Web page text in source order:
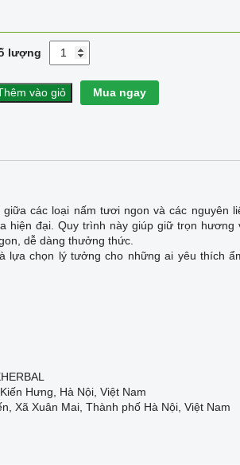
lượng
vào giỏ Mua ngay
các loại nấm tươi ngon và các nguyên
hiện đại. Quy trình này giúp giữ trọn hương
dễ dàng thưởng thức.
lựa chọn lý tưởng cho những ai yêu thích
Hưng, Hà Nội, Việt Nam
Xã Xuân Mai, Thành phố Hà Nội, Việt Nam